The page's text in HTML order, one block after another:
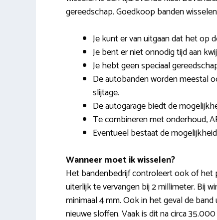
gereedschap. Goedkoop banden
Je kunt er van uitgaan dat het op
Je bent er niet onnodig tijd aan
Je hebt geen speciaal
De autobanden worden meestal
slijtage.
De autogarage biedt de
Te combineren met onderhoud,
Eventueel bestaat de
Wanneer moet ik wisselen?
Het bandenbedrijf controleert ook of het
uiterlijk te vervangen bij 2 millimeter. Bij
minimaal 4 mm. Ook in het geval de
nieuwe sloffen. Vaak is dit na circa